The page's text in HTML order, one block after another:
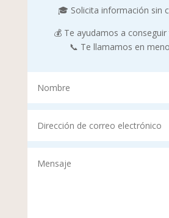
🎓 Solicita información sin
💰 Te ayudamos a conseguir
📞 Te llamamos en